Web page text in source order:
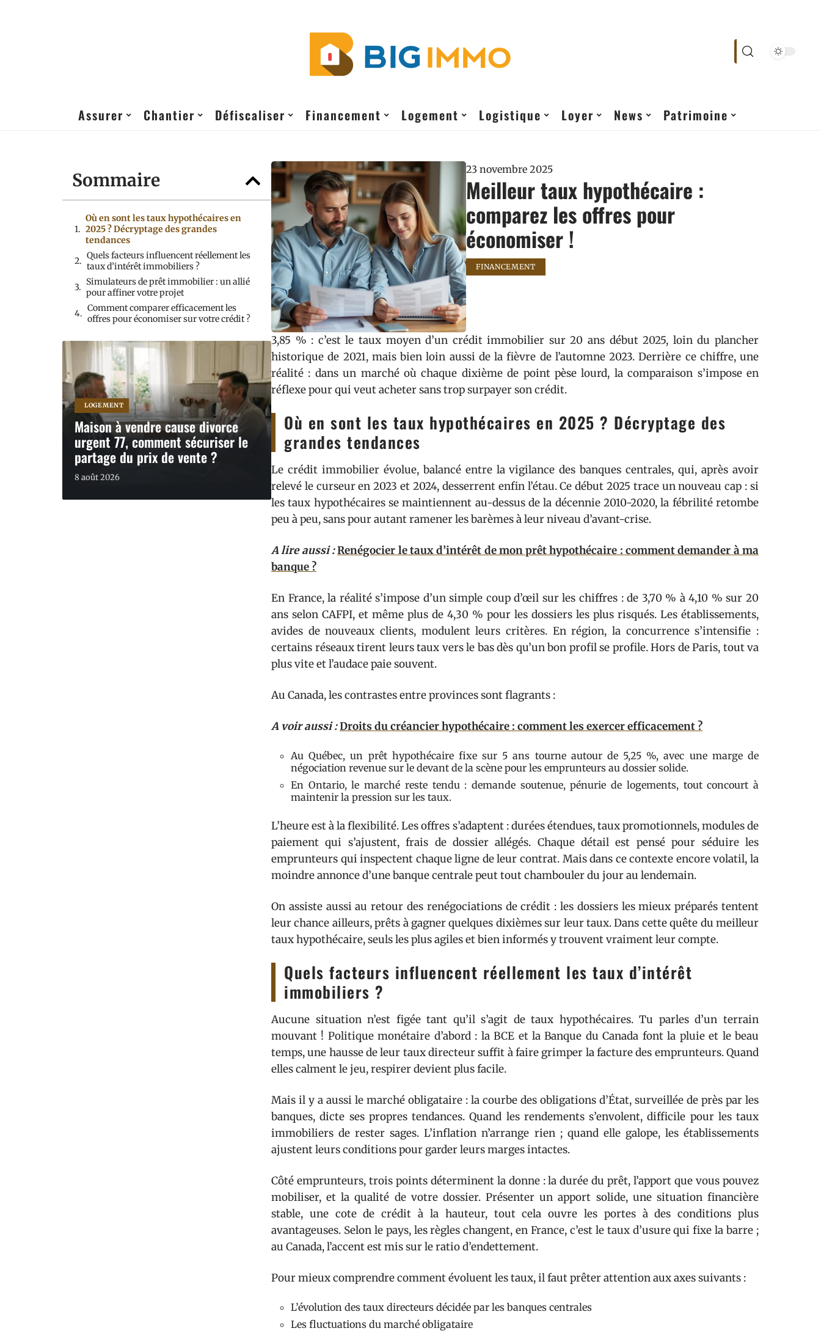
Assurer Chantier Défiscaliser Financement Logement Logistique Loyer News Patrimoine
Sommaire
Où en sont les taux hypothécaires en
2025 ? Décryptage des grandes
tendances
Quels facteurs influencent réellement les
taux d’intérêt immobiliers ?
Simulateurs de prêt immobilier : un allié
pour affiner votre projet
Comment comparer efficacement les
offres pour économiser sur votre crédit ?
LOGEMENT
Maison à vendre cause divorce
urgent 77, comment sécuriser le
partage du prix de vente ?
8 août 2026
23 novembre 2025
Meilleur taux hypothécaire :
comparez les offres pour
économiser !
FINANCEMENT
3,85 % : c’est le taux moyen d’un crédit immobilier sur 20 ans début 2025, loin du plancher
historique de 2021, mais bien loin aussi de la fièvre de l’automne 2023. Derrière ce chiffre, une
réalité : dans un marché où chaque dixième de point pèse lourd, la comparaison s’impose en
réflexe pour qui veut acheter sans trop surpayer son crédit.
Où en sont les taux hypothécaires en 2025 ? Décryptage des
grandes tendances
Le crédit immobilier évolue, balancé entre la vigilance des banques centrales, qui, après avoir
relevé le curseur en 2023 et 2024, desserrent enfin l’étau. Ce début 2025 trace un nouveau cap : si
les taux hypothécaires se maintiennent au-dessus de la décennie 2010-2020, la fébrilité retombe
peu à peu, sans pour autant ramener les barèmes à leur niveau d’avant-crise.
A lire aussi :Renégocier le taux d’intérêt de mon prêt hypothécaire : comment demander à ma
banque ?
En France, la réalité s’impose d’un simple coup d’œil sur les chiffres : de 3,70 % à 4,10 % sur 20
ans selon CAFPI, et même plus de 4,30 % pour les dossiers les plus risqués. Les établissements,
avides de nouveaux clients, modulent leurs critères. En région, la concurrence s’intensifie :
certains réseaux tirent leurs taux vers le bas dès qu’un bon profil se profile. Hors de Paris, tout va
plus vite et l’audace paie souvent.
Au Canada, les contrastes entre provinces sont flagrants :
A voir aussi :Droits du créancier hypothécaire : comment les exercer efficacement ?
Au Québec, un prêt hypothécaire fixe sur 5 ans tourne autour de 5,25 %, avec une marge de
négociation revenue sur le devant de la scène pour les emprunteurs au dossier solide.
En Ontario, le marché reste tendu : demande soutenue, pénurie de logements, tout concourt à
maintenir la pression sur les taux.
L’heure est à la flexibilité. Les offres s’adaptent : durées étendues, taux promotionnels, modules de
paiement qui s’ajustent, frais de dossier allégés. Chaque détail est pensé pour séduire les
emprunteurs qui inspectent chaque ligne de leur contrat. Mais dans ce contexte encore volatil, la
moindre annonce d’une banque centrale peut tout chambouler du jour au lendemain.
On assiste aussi au retour des renégociations de crédit : les dossiers les mieux préparés tentent
leur chance ailleurs, prêts à gagner quelques dixièmes sur leur taux. Dans cette quête du meilleur
taux hypothécaire, seuls les plus agiles et bien informés y trouvent vraiment leur compte.
Quels facteurs influencent réellement les taux d’intérêt
immobiliers ?
Aucune situation n’est figée tant qu’il s’agit de taux hypothécaires. Tu parles d’un terrain
mouvant ! Politique monétaire d’abord : la BCE et la Banque du Canada font la pluie et le beau
temps, une hausse de leur taux directeur suffit à faire grimper la facture des emprunteurs. Quand
elles calment le jeu, respirer devient plus facile.
Mais il y a aussi le marché obligataire : la courbe des obligations d’État, surveillée de près par les
banques, dicte ses propres tendances. Quand les rendements s’envolent, difficile pour les taux
immobiliers de rester sages. L’inflation n’arrange rien ; quand elle galope, les établissements
ajustent leurs conditions pour garder leurs marges intactes.
Côté emprunteurs, trois points déterminent la donne : la durée du prêt, l’apport que vous pouvez
mobiliser, et la qualité de votre dossier. Présenter un apport solide, une situation financière
stable, une cote de crédit à la hauteur, tout cela ouvre les portes à des conditions plus
avantageuses. Selon le pays, les règles changent, en France, c’est le taux d’usure qui fixe la barre ;
au Canada, l’accent est mis sur le ratio d’endettement.
Pour mieux comprendre comment évoluent les taux, il faut prêter attention aux axes suivants :
L’évolution des taux directeurs décidée par les banques centrales
Les fluctuations du marché obligataire